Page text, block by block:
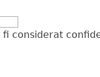
considerat